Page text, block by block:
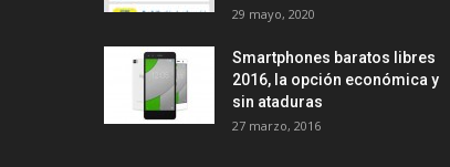
29 mayo, 2020
Smartphones baratos libres
2016, la opción económica y
sin ataduras
27 marzo, 2016